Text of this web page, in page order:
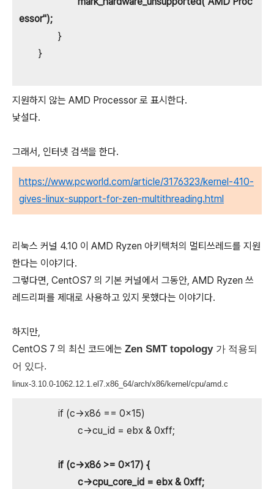
essor");
}
}
지원하지 않는 AMD Processor 로 표시한다.
낯설다.
그래서, 인터넷 검색을 한다.
https://www.pcworld.com/article/3176323/kernel-410-
gives-linux-support-for-zen-multithreading.html
리눅스 커널 4.10 이 AMD Ryzen 아키텍처의 멀티쓰레드를 지원
한다는 이야기다.
그렇다면, CentOS7 의 기본 커널에서 그동안, AMD Ryzen 쓰
레드리퍼를 제대로 사용하고 있지 못했다는 이야기다.
하지만,
CentOS 7 의 최신 코드에는 Zen SMT topology 가 적용되
어 있다.
linux-3.10.0-1062.12.1.el7.x86_64/arch/x86/kernel/cpu/amd.c
if (c->x86 == 0x15)
c->cu_id = ebx & 0xff;
if (c->x86 >= 0x17) {
c->cpu_core_id = ebx & 0xff;